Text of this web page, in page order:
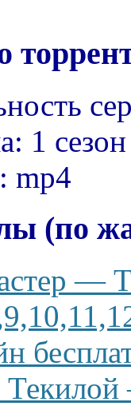
1
mp4
(по
—